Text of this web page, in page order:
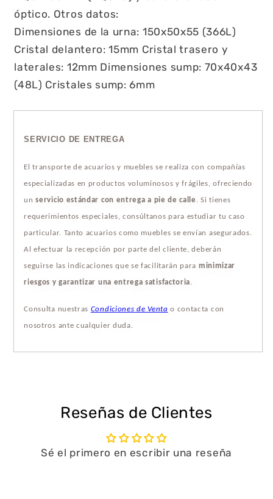
óptico. Otros datos:
Dimensiones de la urna: 150x50x55 (366L)
Cristal delantero: 15mm Cristal trasero y
laterales: 12mm Dimensiones sump: 70x40x43
(48L) Cristales sump: 6mm
SERVICIO DE ENTREGA
El transporte de acuarios y muebles se realiza con compañías
especializadas en productos voluminosos y frágiles, ofreciendo
unservicio estándar con entrega a pie de calle . Si tienes
requerimientos especiales, consúltanos para estudiar tu caso
particular. Tanto acuarios como muebles se envían asegurados.
Al efectuar la recepción por parte del cliente, deberán
seguirse las indicaciones que se facilitarán para minimizar
riesgos y garantizar una entrega satisfactoria.
Consulta nuestras Condiciones de Venta o contacta con
nosotros ante cualquier duda.
Reseñas de Clientes
Sé el primero en escribir una reseña